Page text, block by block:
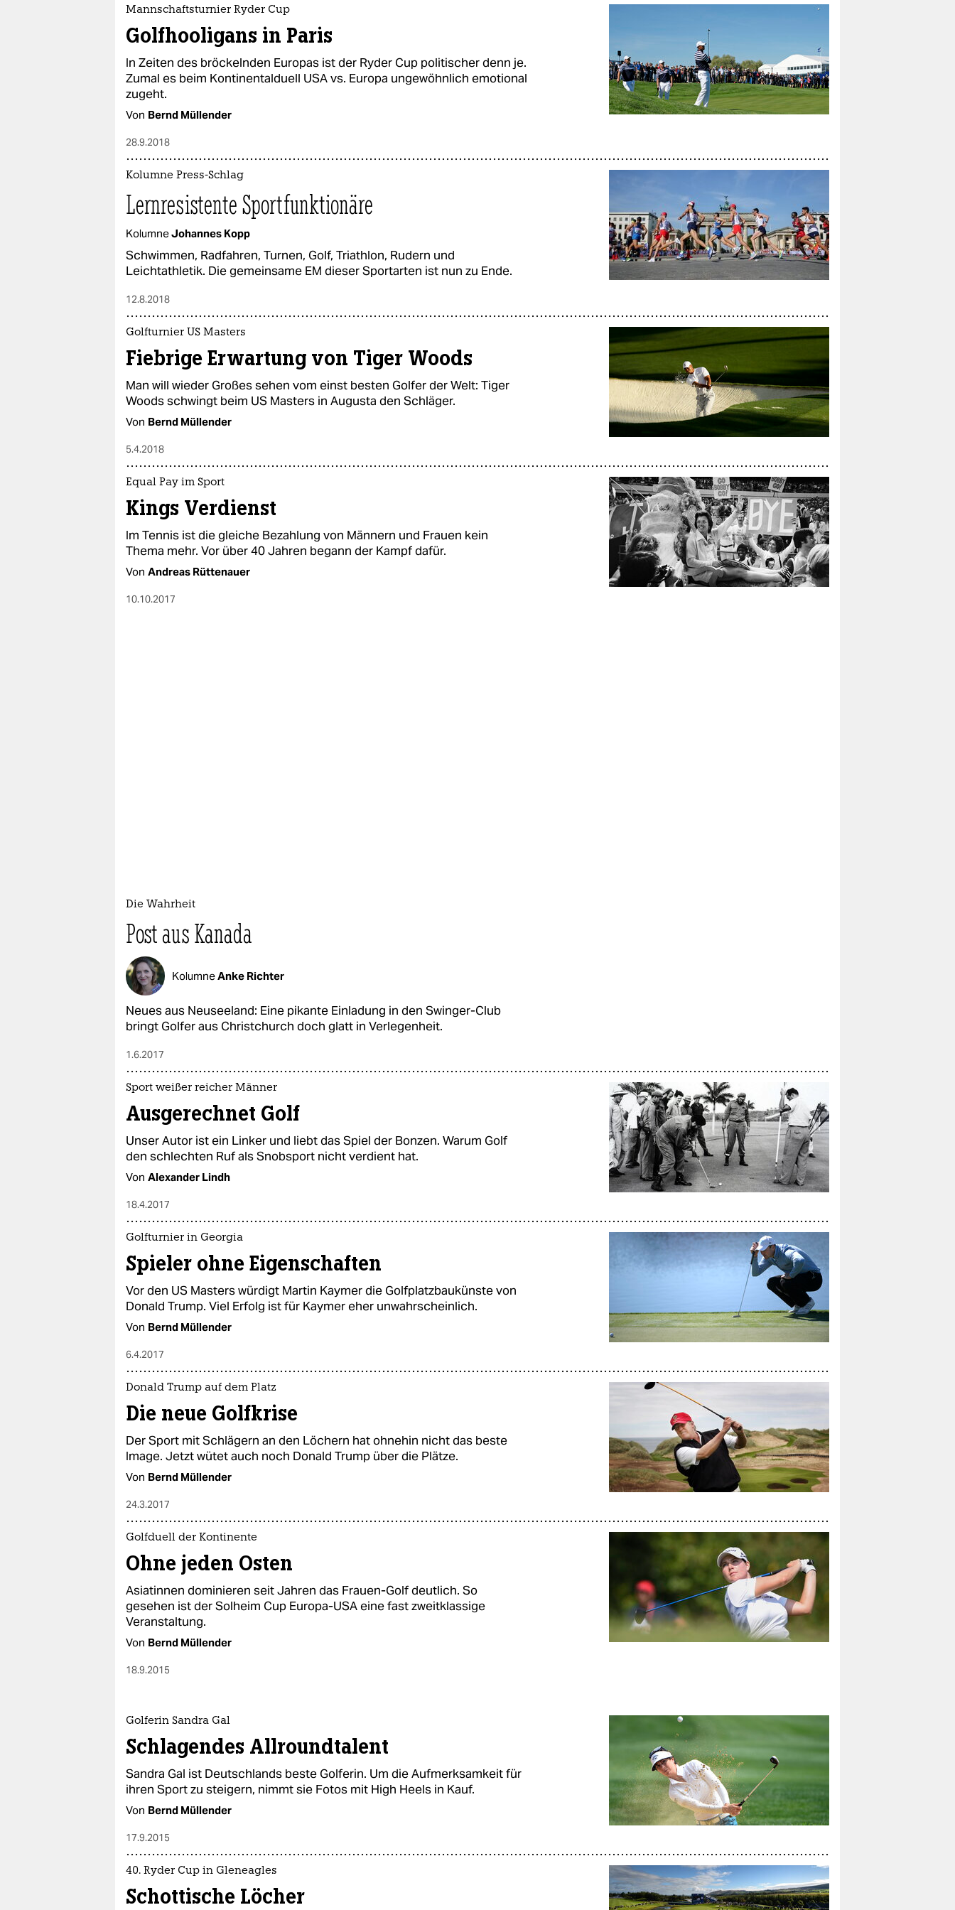
epaper login
Mannschaftsturnier Ryder Cup
Golfhooligans in Paris
In Zeiten des bröckelnden Europas ist der Ryder Cup politischer denn je.
Zumal es beim Kontinentalduell USA vs. Europa ungewöhnlich emotional
zugeht.
Von Bernd Müllender
28.9.2018
Kolumne Press-Schlag
Lernresistente Sportfunktionäre
KolumneJohannes Kopp
Schwimmen, Radfahren, Turnen, Golf, Triathlon, Rudern und
Leichtathletik. Die gemeinsame EM dieser Sportarten ist nun zu Ende.
12.8.2018
Golfturnier US Masters
Fiebrige Erwartung von Tiger Woods
Man will wieder Großes sehen vom einst besten Golfer der Welt: Tiger
Woods schwingt beim US Masters in Augusta den Schläger.
Von Bernd Müllender
5.4.2018
Equal Pay im Sport
Kings Verdienst
Im Tennis ist die gleiche Bezahlung von Männern und Frauen kein
Thema mehr. Vor über 40 Jahren begann der Kampf dafür.
Von Andreas Rüttenauer
10.10.2017
Die Wahrheit
Post aus Kanada
KolumneAnke Richter
Neues aus Neuseeland: Eine pikante Einladung in den Swinger-Club
bringt Golfer aus Christchurch doch glatt in Verlegenheit.
1.6.2017
Sport weißer reicher Männer
Ausgerechnet Golf
Unser Autor ist ein Linker und liebt das Spiel der Bonzen. Warum Golf
den schlechten Ruf als Snobsport nicht verdient hat.
Von Alexander Lindh
18.4.2017
Golfturnier in Georgia
Spieler ohne Eigenschaften
Vor den US Masters würdigt Martin Kaymer die Golfplatzbaukünste von
Donald Trump. Viel Erfolg ist für Kaymer eher unwahrscheinlich.
Von Bernd Müllender
6.4.2017
Donald Trump auf dem Platz
Die neue Golfkrise
Der Sport mit Schlägern an den Löchern hat ohnehin nicht das beste
Image. Jetzt wütet auch noch Donald Trump über die Plätze.
Von Bernd Müllender
24.3.2017
Golfduell der Kontinente
Ohne jeden Osten
Asiatinnen dominieren seit Jahren das Frauen-Golf deutlich. So
gesehen ist der Solheim Cup Europa-USA eine fast zweitklassige
Veranstaltung.
Von Bernd Müllender
18.9.2015
Golferin Sandra Gal
Schlagendes Allroundtalent
Sandra Gal ist Deutschlands beste Golferin. Um die Aufmerksamkeit für
ihren Sport zu steigern, nimmt sie Fotos mit High Heels in Kauf.
Von Bernd Müllender
17.9.2015
40. Ryder Cup in Gleneagles
Schottische Löcher